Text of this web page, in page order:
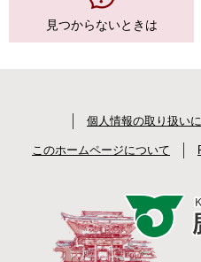
見つからないときは
個人情報の取り扱い
このホームページについて